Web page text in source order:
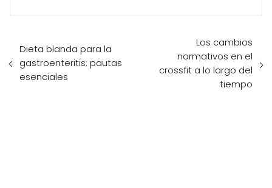
Dieta blanda para la
gastroenteritis: pautas
esenciales
Los cambios
normativos en el
crossfit a lo largo del
tiempo